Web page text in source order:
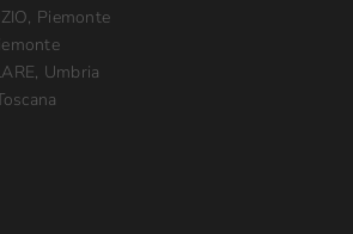
Piemonte
Umbria